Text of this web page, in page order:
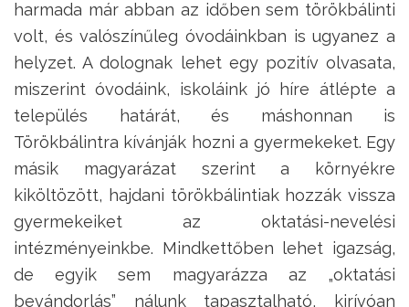
harmada már abban az időben sem törökbálinti
volt, és valószínűleg óvodáinkban is ugyanez a
helyzet. A dolognak lehet egy pozitív olvasata,
miszerint óvodáink, iskoláink jó híre átlépte a
település határát, és máshonnan is
Törökbálintra kívánják hozni a gyermekeket. Egy
másik magyarázat szerint a környékre
kiköltözött, hajdani törökbálintiak hozzák vissza
gyermekeiket az oktatási-nevelési
intézményeinkbe. Mindkettőben lehet igazság,
de egyik sem magyarázza az „oktatási
bevándorlás” nálunk tapasztalható, kirívóan